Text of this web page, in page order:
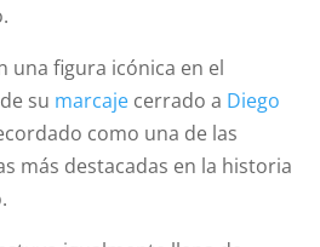
una figura icónica en el
su marcaje cerrado a Diego
como una de las
más destacadas en la historia